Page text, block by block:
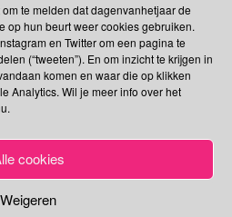
te melden dat dagenvanhetjaar de
op hun beurt weer cookies gebruiken.
en Twitter om een pagina te
(“tweeten”). En om inzicht te krijgen in
komen en waar die op klikken
Analytics. Wil je meer info over het
cookies
Weigeren